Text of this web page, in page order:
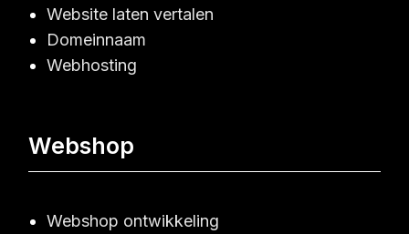
Website laten vertalen
Domeinnaam
Webhosting
Webshop
Webshop ontwikkeling